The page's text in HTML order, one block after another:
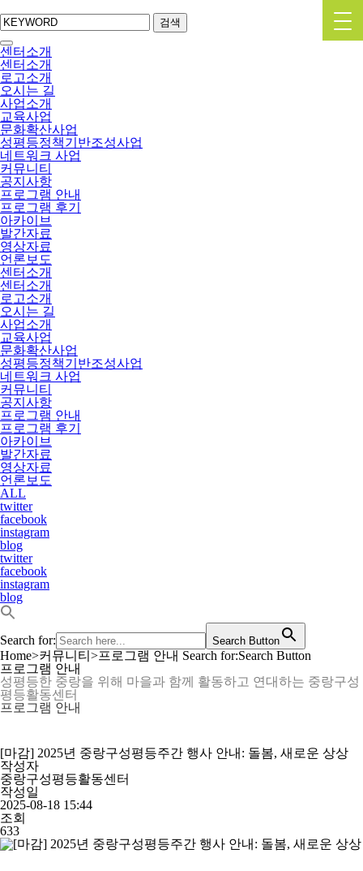
검색
센터소개
센터소개
로고소개
오시는 길
사업소개
교육사업
문화확산사업
성평등정책기반조성사업
네트워크 사업
커뮤니티
공지사항
프로그램 안내
프로그램 후기
아카이브
발간자료
영상자료
언론보도
센터소개
센터소개
로고소개
오시는 길
사업소개
교육사업
문화확산사업
성평등정책기반조성사업
네트워크 사업
커뮤니티
공지사항
프로그램 안내
프로그램 후기
아카이브
발간자료
영상자료
언론보도
ALL
twitter
facebook
instagram
blog
twitter
facebook
instagram
blog
Search for: Search Button
Home>커뮤니티 >프로그램 안내 Search for:Search Button
프로그램 안내
성평등한 중랑을 위해 마을과 함께 활동하고 연대하는 중랑구성
평등활동센터
프로그램 안내
[마감] 2025년 중랑구성평등주간 행사 안내: 돌봄, 새로운 상상
작성자
중랑구성평등활동센터
작성일
2025-08-18 15:44
조회
633